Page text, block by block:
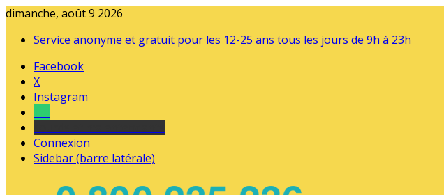
dimanche, août 9 2026
Service anonyme et gratuit pour les 12-25 ans tous les jours de 9h à 23h
Facebook
X
Instagram
Connexion
Sidebar (barre latérale)